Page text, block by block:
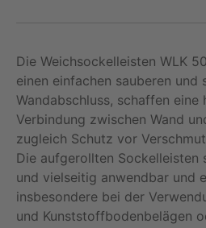
Die Weichsockelleisten WLK
einen einfachen sauberen und
Wandabschluss, schaffen eine
Verbindung zwischen Wand
zugleich Schutz vor
Die aufgerollten Sockelleisten
und vielseitig anwendbar und
insbesondere bei der
und Kunststoffbodenbelägen